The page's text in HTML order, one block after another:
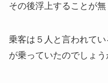
その後浮上することが無
乗客は５人と言われて
が乗っていたのでしょう